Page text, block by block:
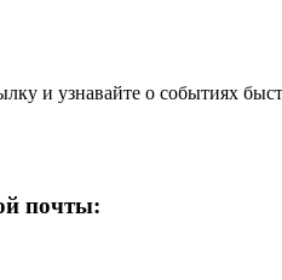
и узнавайте о событиях
почты: